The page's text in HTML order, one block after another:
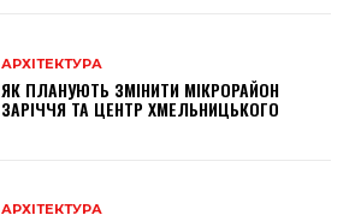
АРХІТЕКТУРА
ЯК ПЛАНУЮТЬ ЗМІНИТИ МІКРОРАЙОН
ЗАРІЧЧЯ ТА ЦЕНТР ХМЕЛЬНИЦЬКОГО
АРХІТЕКТУРА